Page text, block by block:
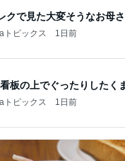
板の上でぐったりしたく
トピックス 1日前